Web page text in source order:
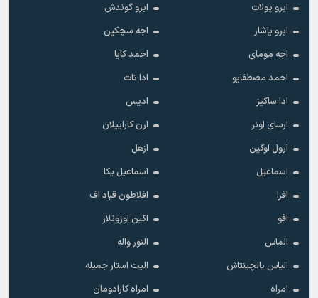
ابرو پولات
ابرو گوندش
ابرو یاشار
اجه سچکین
اجه مومای
احمد کایا
احمد مصطفایو
ادا تات
ادا ساکیز
ادیس
ارسای اونر
ارن کاراییلان
ارول اوگین
ازهل
اسماعیل
اسماعیل یکا
افرا
افلاطون قباد اف
افو
اکین اوزونلار
الماس
النور واله
الیاس یالچینتاش
الیت استار جمیله
امراه
امراه کارادومان